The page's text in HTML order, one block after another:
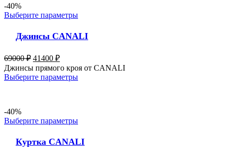
-40%
Выберите параметры
Джинсы CANALI
69000₽ 41400 ₽
Джинсы прямого кроя от CANALI
Выберите параметры
-40%
Выберите параметры
Куртка CANALI